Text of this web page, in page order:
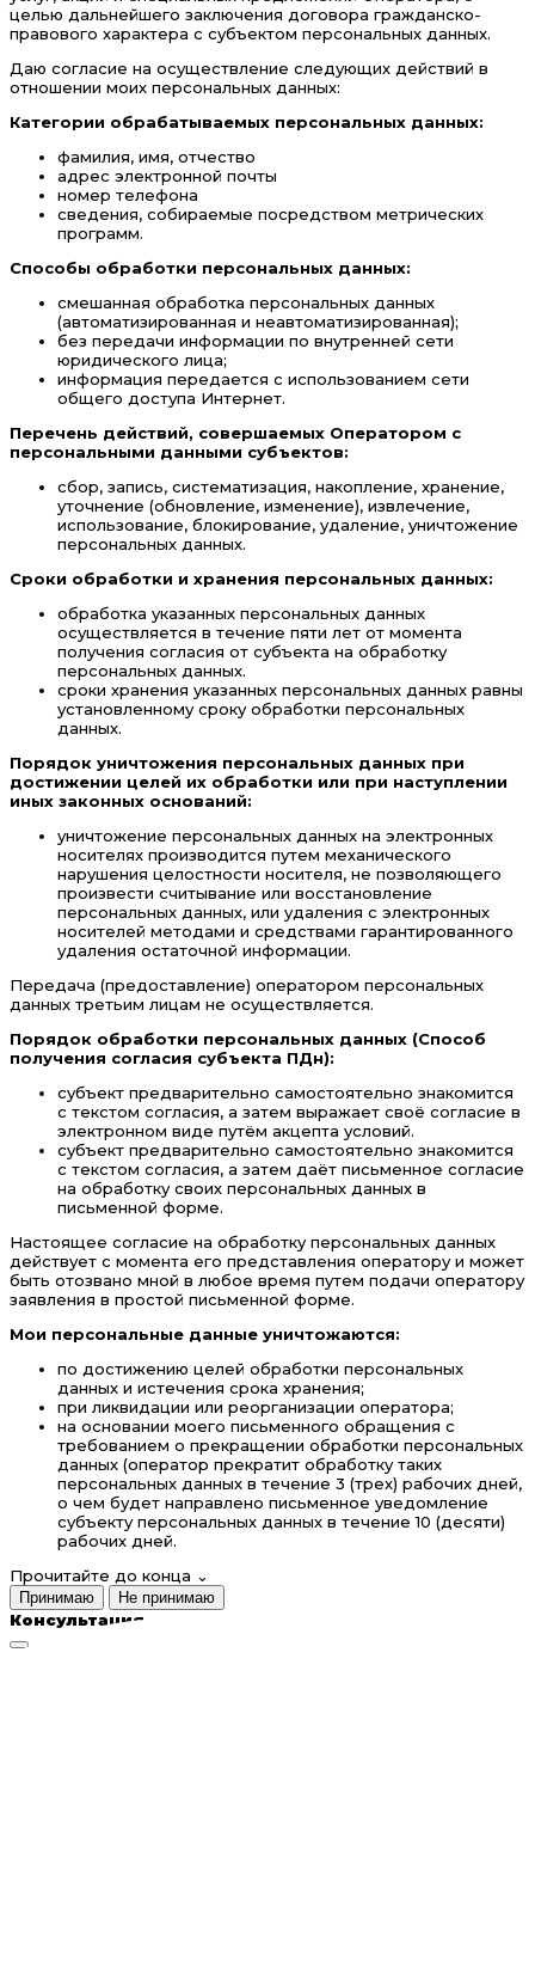
целью дальнейшего заключения договора гражданско-
правового характера с субъектом персональных данных.
Даю согласие на осуществление следующих действий в
отношении моих персональных данных:
Категории обрабатываемых персональных данных:
фамилия, имя, отчество
адрес электронной почты
номер телефона
сведения, собираемые посредством метрических
программ.
Способы обработки персональных данных:
смешанная обработка персональных данных
(автоматизированная и неавтоматизированная);
без передачи информации по внутренней сети
юридического лица;
информация передается с использованием сети
общего доступа Интернет.
Перечень действий, совершаемых Оператором с
персональными данными субъектов:
сбор, запись, систематизация, накопление, хранение,
уточнение (обновление, изменение), извлечение,
использование, блокирование, удаление, уничтожение
персональных данных.
Сроки обработки и хранения персональных данных:
обработка указанных персональных данных
осуществляется в течение пяти лет от момента
получения согласия от субъекта на обработку
персональных данных.
сроки хранения указанных персональных данных равны
установленному сроку обработки персональных
данных.
Порядок уничтожения персональных данных при
достижении целей их обработки или при наступлении
иных законных оснований:
уничтожение персональных данных на электронных
носителях производится путем механического
нарушения целостности носителя, не позволяющего
произвести считывание или восстановление
персональных данных, или удаления с электронных
носителей методами и средствами гарантированного
удаления остаточной информации.
Передача (предоставление) оператором персональных
данных третьим лицам не осуществляется.
Порядок обработки персональных данных (Способ
получения согласия субъекта ПДн):
субъект предварительно самостоятельно знакомится
с текстом согласия, а затем выражает своё согласие в
электронном виде путём акцепта условий.
субъект предварительно самостоятельно знакомится
с текстом согласия, а затем даёт письменное согласие
на обработку своих персональных данных в
письменной форме.
Настоящее согласие на обработку персональных данных
действует с момента его представления оператору и может
быть отозвано мной в любое время путем подачи оператору
заявления в простой письменной форме.
Мои персональные данные уничтожаются:
по достижению целей обработки персональных
данных и истечения срока хранения;
при ликвидации или реорганизации оператора;
на основании моего письменного обращения с
требованием о прекращении обработки персональных
данных (оператор прекратит обработку таких
персональных данных в течение 3 (трех) рабочих дней,
о чем будет направлено письменное уведомление
субъекту персональных данных в течение 10 (десяти)
рабочих дней.
Прочитайте до конца ⌄
Принимаю Не принимаю
Консультация